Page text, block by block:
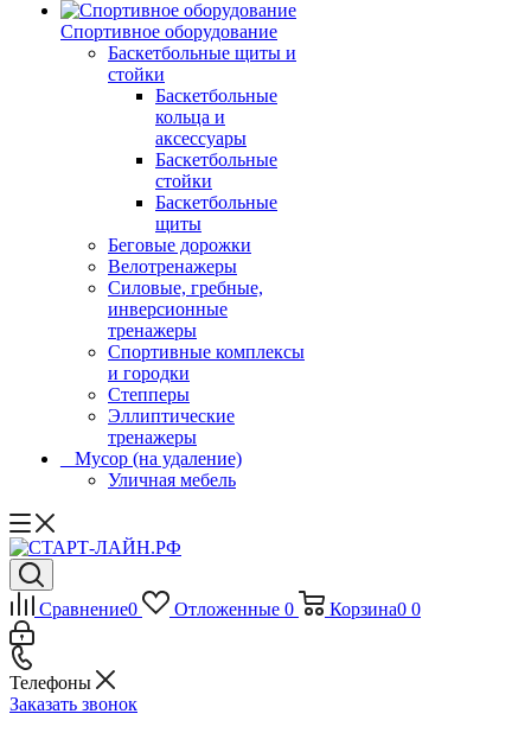
Спортивное оборудование
Баскетбольные щиты и
стойки
Баскетбольные
кольца и
аксессуары
Баскетбольные
стойки
Баскетбольные
щиты
Беговые дорожки
Велотренажеры
Силовые, гребные,
инверсионные
тренажеры
Спортивные комплексы
и городки
Степперы
Эллиптические
тренажеры
_ Мусор (на удаление)
Уличная мебель
Сравнение0 Отложенные 0 Корзина0 0
Телефоны
Заказать звонок